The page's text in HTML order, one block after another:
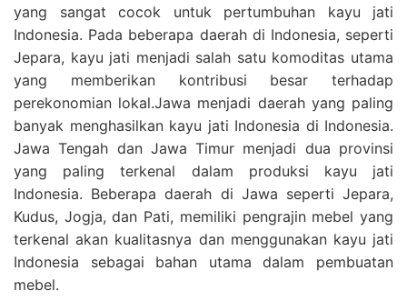
yang sangat cocok untuk pertumbuhan kayu jati
Indonesia. Pada beberapa daerah di Indonesia, seperti
Jepara, kayu jati menjadi salah satu komoditas utama
yang memberikan kontribusi besar terhadap
perekonomian lokal.Jawa menjadi daerah yang paling
banyak menghasilkan kayu jati Indonesia di Indonesia.
Jawa Tengah dan Jawa Timur menjadi dua provinsi
yang paling terkenal dalam produksi kayu jati
Indonesia. Beberapa daerah di Jawa seperti Jepara,
Kudus, Jogja, dan Pati, memiliki pengrajin mebel yang
terkenal akan kualitasnya dan menggunakan kayu jati
Indonesia sebagai bahan utama dalam pembuatan
mebel.